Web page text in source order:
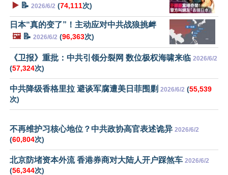
▶️ 📝 2026/6/2 (74,111次)
日本“真的变了”！主动应对中共战狼挑衅
🖼️📝 2026/6/2 (96,363次)
《卫报》重批：中共引领分裂网 数位极权海啸来临 2026/6/2
(57,324次)
中共降级香格里拉 避谈军腐遭美日菲围剿 2026/6/2 (55,539
次)
不再维护习核心地位？中共政协高官表述诡异 2026/6/2
(60,804次)
北京防堵资本外流 香港券商对大陆人开户踩煞车 2026/6/2
(56,344次)